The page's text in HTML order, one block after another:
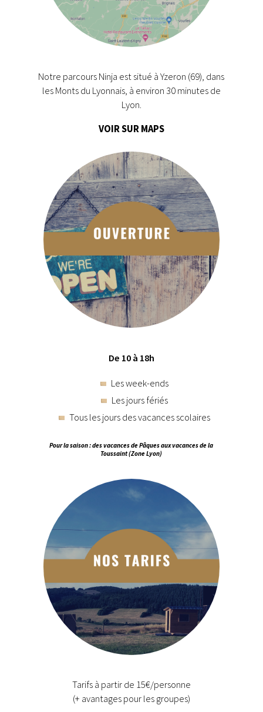
Notre parcours Ninja est situé à Yzeron (69), dans
les Monts du Lyonnais, à environ 30 minutes de
Lyon.
VOIR SUR MAPS
De 10 à 18h
Les week-ends
Les jours fériés
Tous les jours des vacances scolaires
Pour la saison : des vacances de Pâques aux vacances de la
Toussaint (Zone Lyon)
Tarifs à partir de 15€/personne
(+ avantages pour les groupes)